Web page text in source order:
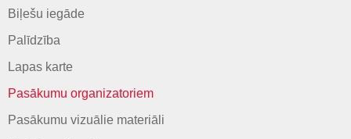
Biļešu iegāde
Palīdzība
Lapas karte
Pasākumu organizatoriem
Pasākumu vizuālie materiāli